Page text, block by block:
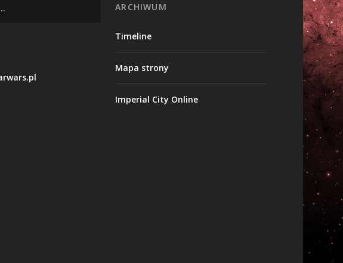
ARCHIWUM
Timeline
Mapa strony
Imperial City Online